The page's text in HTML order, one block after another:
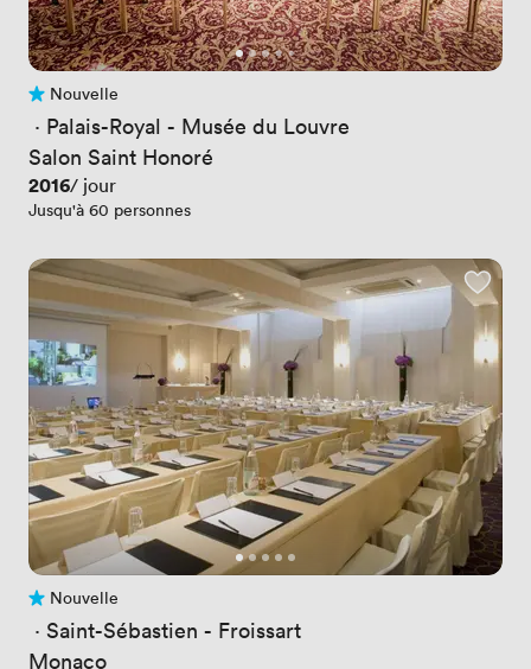
Pas encore d'avis
Nouvelle
· Palais-Royal - Musée du Louvre
Salon Saint Honoré
Prix
2016/ jour
Jusqu'à 60 personnes
Pas encore d'avis
Nouvelle
· Saint-Sébastien - Froissart
Monaco